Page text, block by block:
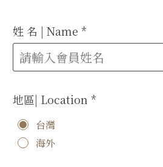
姓 名 | Name *
地區| Location *
台灣
海外